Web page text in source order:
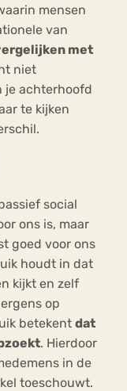
mensen
van
met
niet
je achterhoofd
te kijken
social
ons is, maar
goed voor ons
houdt in dat
kijkt en zelf
op
betekent dat
. Hierdoor
in de
toeschouwt.